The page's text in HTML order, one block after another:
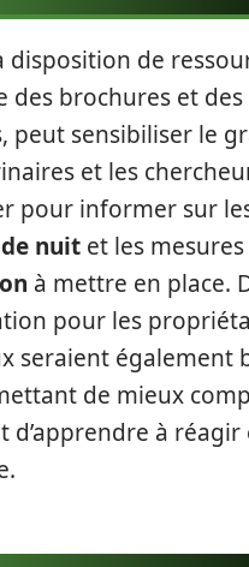
disposition de
des brochures et des
peut sensibiliser le
et les
pour informer sur
nuit et les
à mettre en place.
pour les
seraient également
de mieux
d’apprendre à réagir